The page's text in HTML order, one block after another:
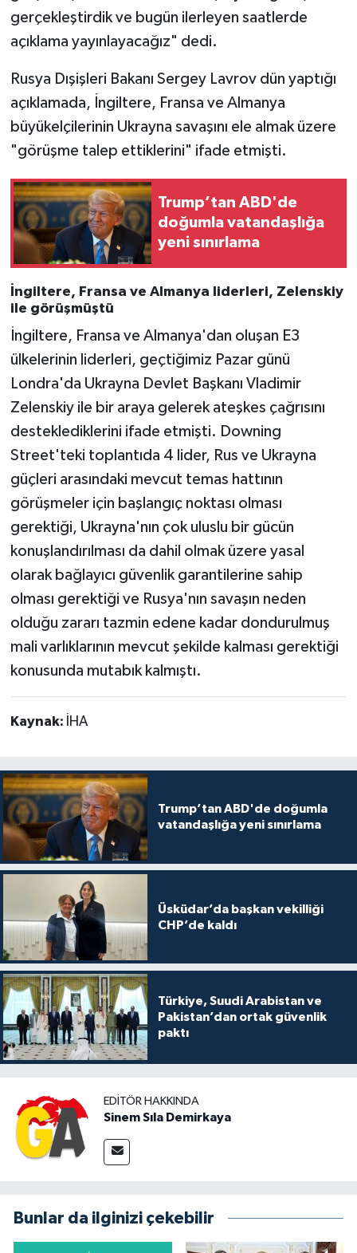
gerçekleştirdik ve bugün ilerleyen saatlerde
açıklama yayınlayacağız" dedi.
Rusya Dışişleri Bakanı Sergey Lavrov dün yaptığı
açıklamada, İngiltere, Fransa ve Almanya
büyükelçilerinin Ukrayna savaşını ele almak üzere
"görüşme talep ettiklerini" ifade etmişti.
Trump’tan ABD'de
doğumla vatandaşlığa
yeni sınırlama
İngiltere, Fransa ve Almanya liderleri, Zelenskiy
ile görüşmüştü
İngiltere, Fransa ve Almanya'dan oluşan E3
ülkelerinin liderleri, geçtiğimiz Pazar günü
Londra'da Ukrayna Devlet Başkanı Vladimir
Zelenskiy ile bir araya gelerek ateşkes çağrısını
desteklediklerini ifade etmişti. Downing
Street'teki toplantıda 4 lider, Rus ve Ukrayna
güçleri arasındaki mevcut temas hattının
görüşmeler için başlangıç noktası olması
gerektiği, Ukrayna'nın çok uluslu bir gücün
konuşlandırılması da dahil olmak üzere yasal
olarak bağlayıcı güvenlik garantilerine sahip
olması gerektiği ve Rusya'nın savaşın neden
olduğu zararı tazmin edene kadar dondurulmuş
mali varlıklarının mevcut şekilde kalması gerektiği
konusunda mutabık kalmıştı.
Kaynak: İHA
Trump’tan ABD'de doğumla
vatandaşlığa yeni sınırlama
Üsküdar’da başkan vekilliği
CHP’de kaldı
Türkiye, Suudi Arabistan ve
Pakistan’dan ortak güvenlik
paktı
EDITÖR HAKKINDA
Sinem Sıla Demirkaya
Bunlar da ilginizi çekebilir